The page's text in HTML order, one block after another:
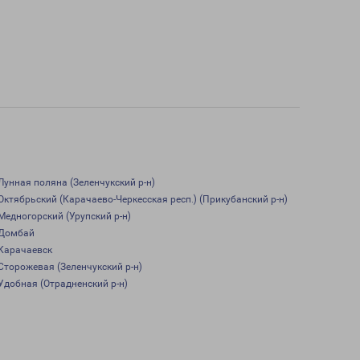
поляна (Зеленчукский р-н)
(Карачаево-Черкесская респ.) (Прикубанский р-н)
(Урупский р-н)
(Зеленчукский р-н)
(Отрадненский р-н)